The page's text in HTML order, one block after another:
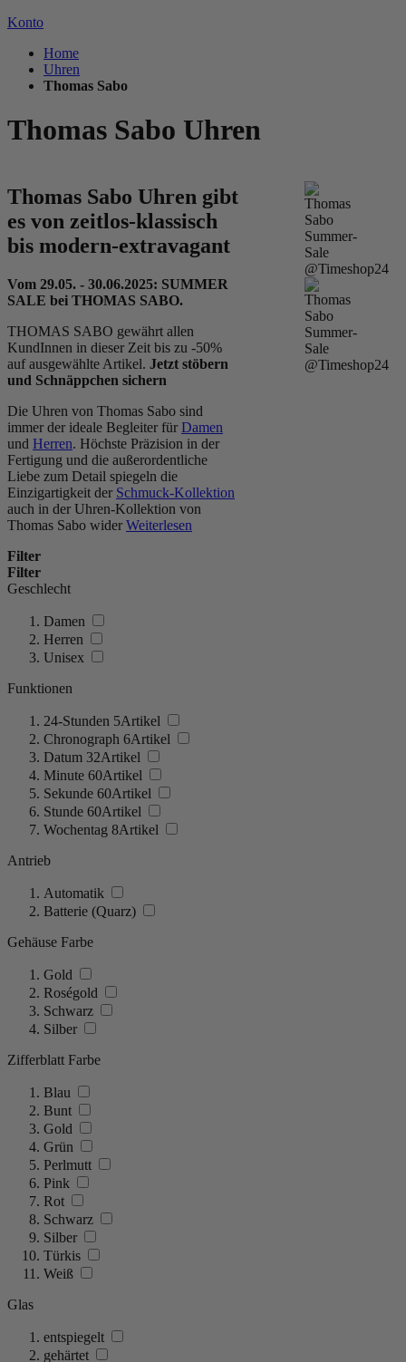
Konto
Home
Uhren
Thomas Sabo
Thomas Sabo Uhren
Thomas Sabo Uhren gibt
es von zeitlos-klassisch
bis modern-extravagant
Vom 29.05. - 30.06.2025: SUMMER
SALE bei THOMAS SABO.
THOMAS SABO gewährt allen
KundInnen in dieser Zeit bis zu -50%
auf ausgewählte Artikel. Jetzt stöbern
und Schnäppchen sichern
Die Uhren von Thomas Sabo sind
immer der ideale Begleiter für Damen
und Herren. Höchste Präzision in der
Fertigung und die außerordentliche
Liebe zum Detail spiegeln die
Einzigartigkeit der Schmuck-Kollektion
auch in der Uhren-Kollektion von
Thomas Sabo wider Weiterlesen
Filter
Filter
Geschlecht
Damen
Herren
Unisex
Funktionen
24-Stunden 5Artikel
Chronograph 6Artikel
Datum 32Artikel
Minute 60Artikel
Sekunde 60Artikel
Stunde 60Artikel
Wochentag 8Artikel
Antrieb
Automatik
Batterie (Quarz)
Gehäuse Farbe
Gold
Roségold
Schwarz
Silber
Zifferblatt Farbe
Blau
Bunt
Gold
Grün
Perlmutt
Pink
Rot
Schwarz
Silber
Türkis
Weiß
Glas
entspiegelt
gehärtet